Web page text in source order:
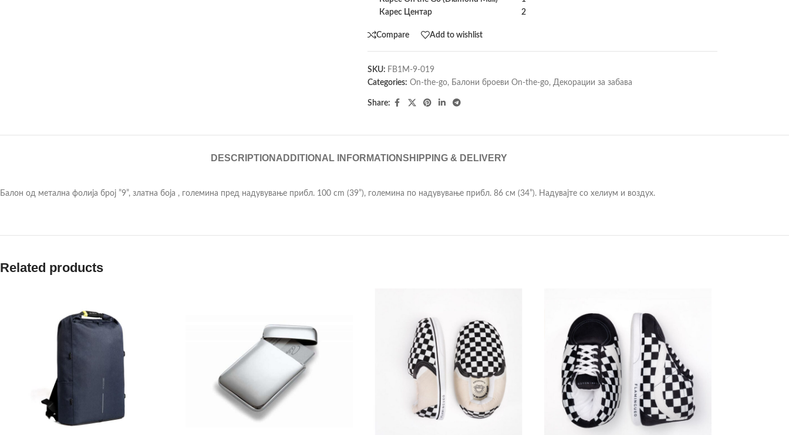
Карес Центар
2
Compare Add to wishlist
SKU: FB1M-9-019
Categories: On-the-go, Балони броеви On-the-go, Декорации за забава
Share:
DESCRIPTION ADDITIONAL INFORMATIONSHIPPING & DELIVERY
Балон од метална фолија број ”9”, златна боја , големина пред надувување прибл. 100 cm (39”), големина по надувување прибл. 86 см (34”). Надувајте со хелиум и воздух.
Related products